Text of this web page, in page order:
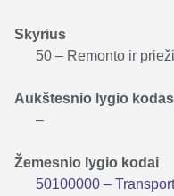
Skyrius
50 – Remonto ir
Aukštesnio lygio kodas
–
Žemesnio lygio kodai
50100000 –